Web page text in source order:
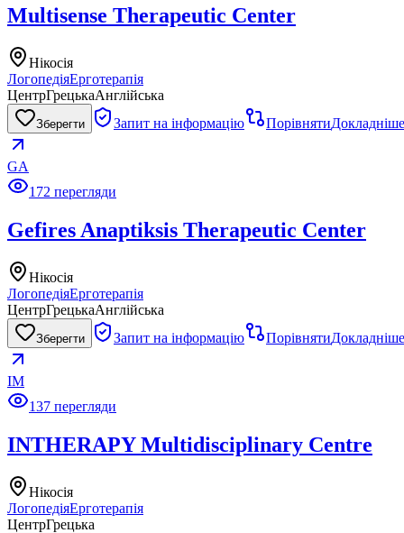
Multisense Therapeutic Center
Нікосія
ЛогопедіяЕрготерапія
ЦентрГрецькаАнглійська
Зберегти Запит на інформацію ПорівнятиДокладніше
GA
172 перегляди
Gefires Anaptiksis Therapeutic Center
Нікосія
ЛогопедіяЕрготерапія
ЦентрГрецькаАнглійська
Зберегти Запит на інформацію ПорівнятиДокладніше
IM
137 перегляди
INTHERAPY Multidisciplinary Centre
Нікосія
ЛогопедіяЕрготерапія
ЦентрГрецька